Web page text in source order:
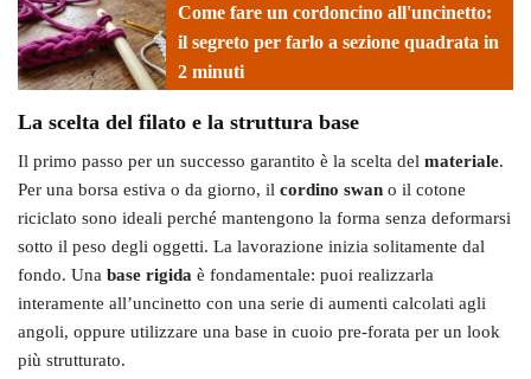
Come fare un cordoncino all'uncinetto:
il segreto per farlo a sezione quadrata in
2 minuti
La scelta del filato e la struttura base
Il primo passo per un successo garantito è la scelta del materiale.
Per una borsa estiva o da giorno, il cordino swan o il cotone
riciclato sono ideali perché mantengono la forma senza deformarsi
sotto il peso degli oggetti. La lavorazione inizia solitamente dal
fondo. Una base rigida è fondamentale: puoi realizzarla
interamente all’uncinetto con una serie di aumenti calcolati agli
angoli, oppure utilizzare una base in cuoio pre-forata per un look
più strutturato.